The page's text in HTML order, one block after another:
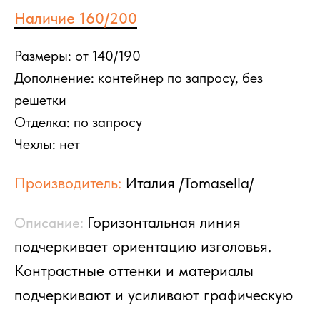
Наличие 160/200
Размеры: от 140/190
Дополнение: контейнер по запросу, без
решетки
Отделка: по запросу
Чехлы: нет
Производитель: Италия /Tomasella/
Описание: Горизонтальная линия
подчеркивает ориентацию изголовья.
Контрастные оттенки и материалы
подчеркивают и усиливают графическую